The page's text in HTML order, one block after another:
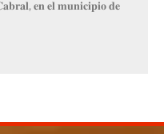
𝐞𝐧 𝐞𝐥 𝐦𝐮𝐧𝐢𝐜𝐢𝐩𝐢𝐨 𝐝𝐞